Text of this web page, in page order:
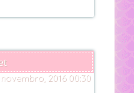
novembro, 2016 00:30